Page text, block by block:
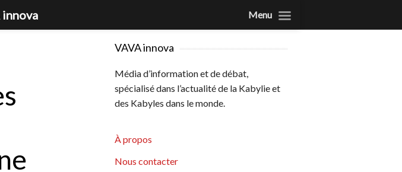
VAVA innova
Média d’information et de débat,
spécialisé dans l’actualité de la Kabylie et
des Kabyles dans le monde.
À propos
Nous contacter
Menu